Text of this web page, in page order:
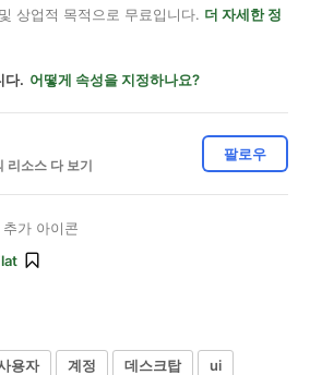
상업적 목적으로 무료입니다. 더 자세한 정
다. 어떻게 속성을 지정하나요?
소스 다 보기
팔로우
가 아이콘
용자 계정 데스크탑 ui